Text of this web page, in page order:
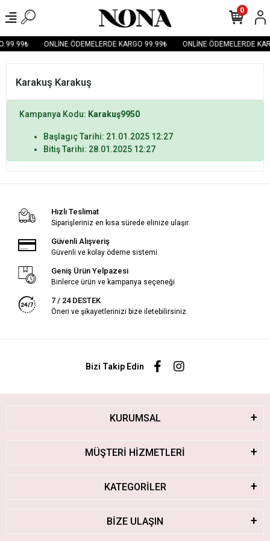
99.99₺ ONLİNE ÖDEMELERDE KARGO 99.99₺ ONLİNE ÖDEMELERDE
0
Karakuş Karakuş
Kampanya Kodu: Karakuş9950
Başlagıç Tarihi: 21.01.2025 12:27
Bitiş Tarihi: 28.01.2025 12:27
Hızlı Teslimat
Siparişleriniz en kısa sürede elinize ulaşır.
Güvenli Alışveriş
Güvenli ve kolay ödeme sistemi
Geniş Ürün Yelpazesi
Binlerce ürün ve kampanya seçeneği
7 / 24 DESTEK
Öneri ve şikayetlerinizi bize iletebilirsiniz.
Bizi Takip Edin
KURUMSAL
MÜŞTERİ HİZMETLERİ
KATEGORİLER
BİZE ULAŞIN